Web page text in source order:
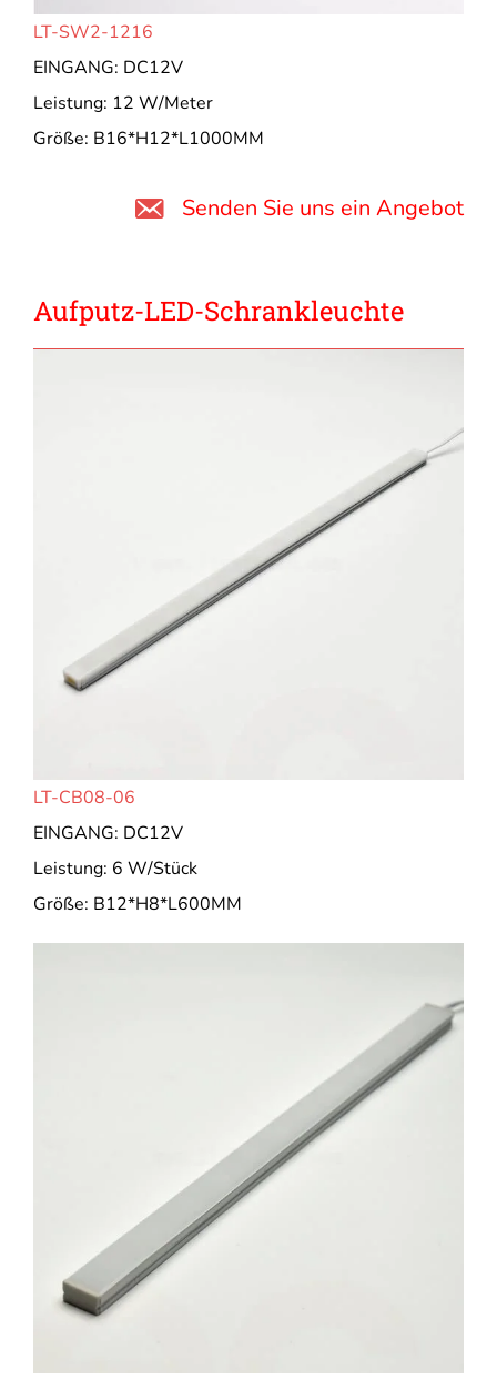
LT-SW2-1216
EINGANG: DC12V
Leistung: 12 W/Meter
Größe: B16*H12*L1000MM
Senden Sie uns ein Angebot
Aufputz-LED-Schrankleuchte
LT-CB08-06
EINGANG: DC12V
Leistung: 6 W/Stück
Größe: B12*H8*L600MM